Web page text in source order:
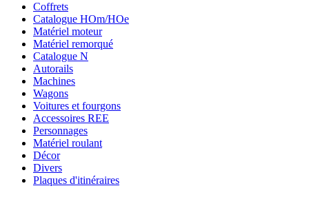
Coffrets
Catalogue HOm/HOe
Matériel moteur
Matériel remorqué
Catalogue N
Autorails
Machines
Wagons
Voitures et fourgons
Accessoires REE
Personnages
Matériel roulant
Décor
Divers
Plaques d'itinéraires